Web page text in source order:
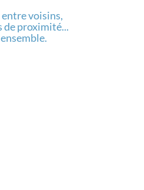
voisins,
de proximité...